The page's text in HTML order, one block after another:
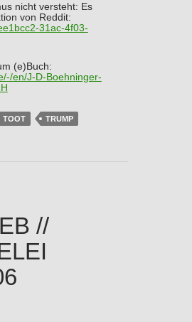
nicht versteht: Es
von Reddit:
31ac-4f03-
(e)Buch:
en/J-D-Boehninger-
TOOT TRUMP
//